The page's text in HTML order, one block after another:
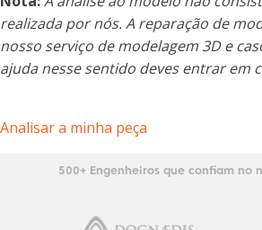
realizada por nós. A reparação de
nosso serviço de modelagem 3D e
ajuda nesse sentido deves entrar em
Analisar a minha peça
500+ Engenheiros que confiam no